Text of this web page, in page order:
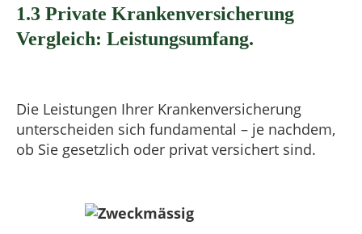
1.3 Private Krankenversicherung
Vergleich: Leistungsumfang.
Die Leistungen Ihrer Krankenversicherung
unterscheiden sich fundamental – je nachdem,
ob Sie gesetzlich oder privat versichert sind.